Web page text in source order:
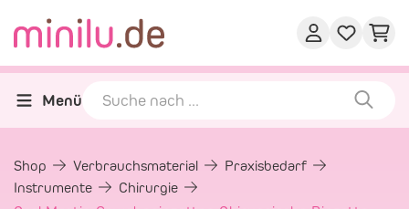
Menü
Shop Verbrauchsmaterial
Praxisbedarf
Instrumente
Chirurgie